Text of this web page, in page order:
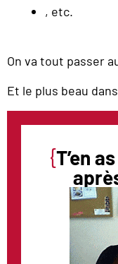
, etc.
On va tout passer
Et le plus beau
{T’en as